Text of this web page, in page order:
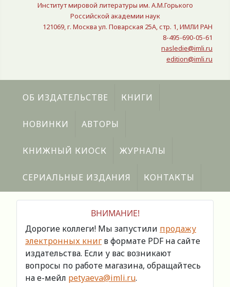
Институт мировой литературы им. А.М.Горького
Российской академии наук
121069, г. Москва ул. Поварская 25A, стр. 1, ИМЛИ РАН
8-495-690-05-61
nasledie@imli.ru
edition@imli.ru
ОБ ИЗДАТЕЛЬСТВЕ КНИГИ
НОВИНКИ АВТОРЫ
КНИЖНЫЙ КИОСК ЖУРНАЛЫ
СЕРИАЛЬНЫЕ ИЗДАНИЯ КОНТАКТЫ
ВНИМАНИЕ!
Дорогие коллеги! Мы запустили продажу
электронных книг в формате PDF на сайте
издательства. Если у вас возникают
вопросы по работе магазина, обращайтесь
на е-мейл petyaeva@imli.ru.